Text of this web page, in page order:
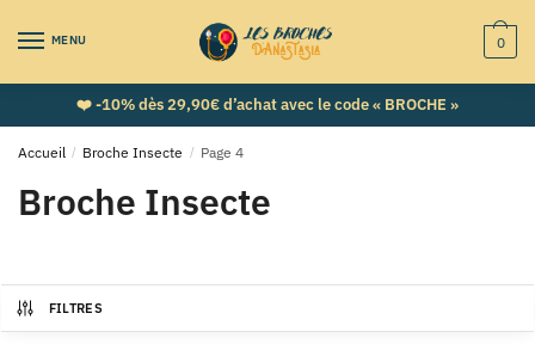
MENU 0
❤️ -10% dès 29,90€ d’achat avec le code « BROCHE »
Accueil / Broche Insecte / Page 4
Broche Insecte
FILTRES